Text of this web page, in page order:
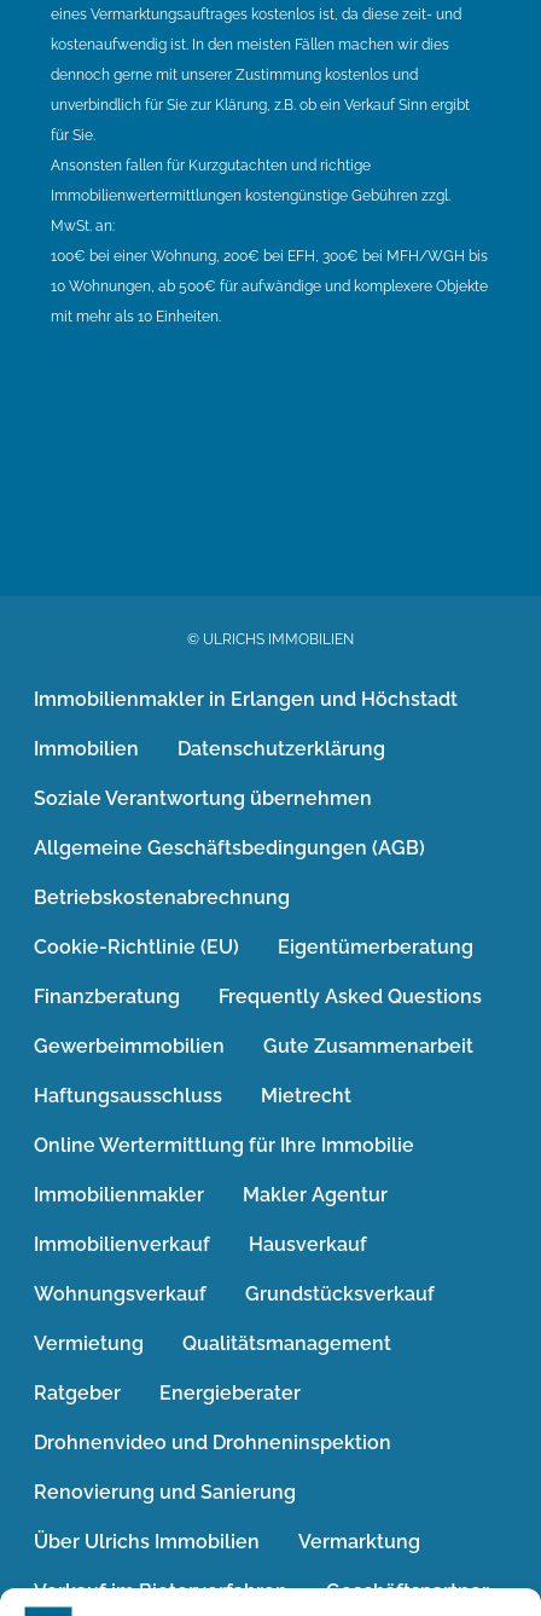
eines Vermarktungsauftrages kostenlos ist, da diese zeit- und
kostenaufwendig ist. In den meisten Fällen machen wir dies
dennoch gerne mit unserer Zustimmung kostenlos und
unverbindlich für Sie zur Klärung, z.B. ob ein Verkauf Sinn ergibt
für Sie.
Ansonsten fallen für Kurzgutachten und richtige
Immobilienwertermittlungen kostengünstige Gebühren zzgl.
MwSt. an:
100€ bei einer Wohnung, 200€ bei EFH, 300€ bei MFH/WGH bis
10 Wohnungen, ab 500€ für aufwändige und komplexere Objekte
mit mehr als 10 Einheiten.
© ULRICHS IMMOBILIEN
Immobilienmakler in Erlangen und Höchstadt
Immobilien Datenschutzerklärung
Soziale Verantwortung übernehmen
Allgemeine Geschäftsbedingungen (AGB)
Betriebskostenabrechnung
Cookie-Richtlinie (EU) Eigentümerberatung
Finanzberatung Frequently Asked Questions
Gewerbeimmobilien Gute Zusammenarbeit
Haftungsausschluss Mietrecht
Online Wertermittlung für Ihre Immobilie
Immobilienmakler Makler Agentur
Immobilienverkauf Hausverkauf
Wohnungsverkauf Grundstücksverkauf
Vermietung Qualitätsmanagement
Ratgeber Energieberater
Drohnenvideo und Drohneninspektion
Renovierung und Sanierung
Über Ulrichs Immobilien Vermarktung
Verkauf im Bieterverfahren Geschäftspartner